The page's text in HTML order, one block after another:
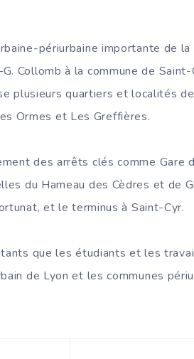
périurbaine importante de
Collomb à la commune de
plusieurs quartiers et localités
Ormes et Les Greffières.
des arrêts clés comme Gare
du Hameau des Cèdres et de
et le terminus à Saint-Cyr.
que les étudiants et les
de Lyon et les communes